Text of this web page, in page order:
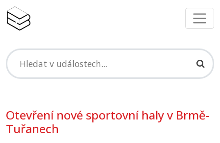
Otevření nové sportovní haly v Brmě-
Tuřanech